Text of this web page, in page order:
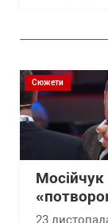
Сюжети
Мосійчук
23